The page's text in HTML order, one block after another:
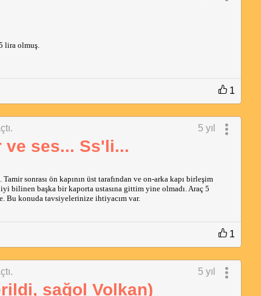
lira olmuş.
1
5 yıl
ve ses... Ss'li...
sonrası ön kapının üst tarafından ve on-arka kapı birleşim
bilinen başka bir kaporta ustasına gittim yine olmadı. Araç 5
Bu konuda tavsiyelerinize ihtiyacım var.
1
5 yıl
sağol Volkan)